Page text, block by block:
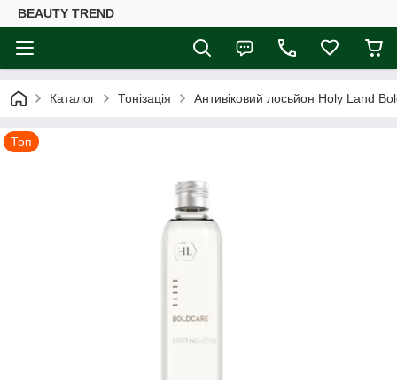
BEAUTY TREND
Каталог Тонізація Антивіковий лосьйон Holy Land
Топ